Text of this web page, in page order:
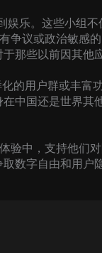
乐。这些小组
争议或政治敏感
那些以前因其他
用户群或丰富
中国还是世界其
中，支持他们
数字自由和用户